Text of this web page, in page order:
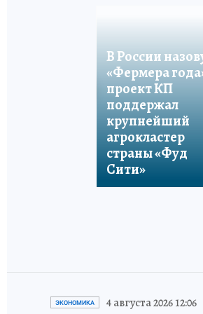
В России
«Фермера
проект КП
поддержал
крупнейший
агрокластер
страны «Фуд
Сити»
ЭКОНОМИКА 4 августа 2026 12:06